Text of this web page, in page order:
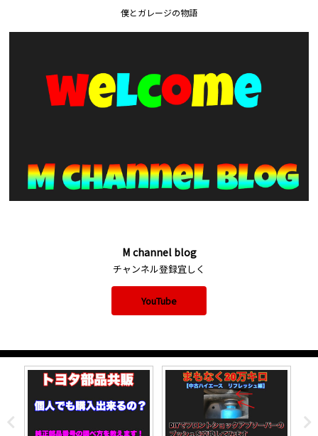
僕とガレージの物語
M channel blog
チャンネル登録宜しく
YouTube